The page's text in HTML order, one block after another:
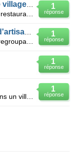
1
réponse
1
réponse
1
réponse
1
réponse